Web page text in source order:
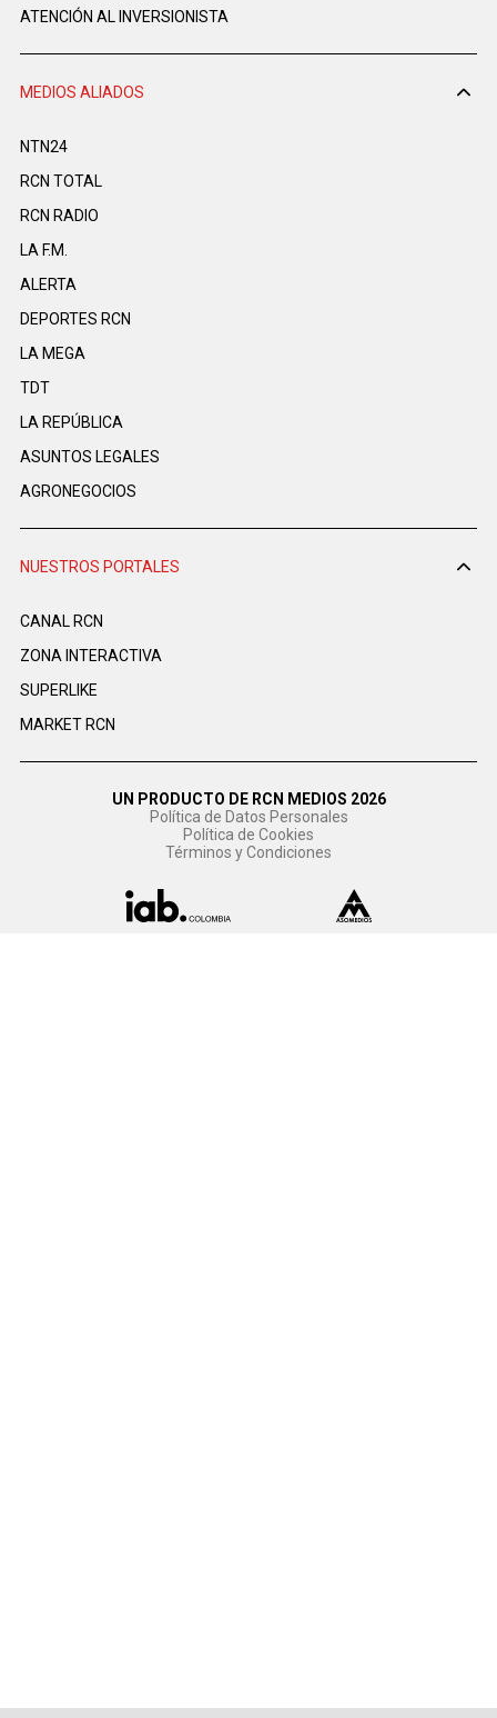
ATENCIÓN AL INVERSIONISTA
MEDIOS ALIADOS
NTN24
RCN TOTAL
RCN RADIO
LA F.M.
ALERTA
DEPORTES RCN
LA MEGA
TDT
LA REPÚBLICA
ASUNTOS LEGALES
AGRONEGOCIOS
NUESTROS PORTALES
CANAL RCN
ZONA INTERACTIVA
SUPERLIKE
MARKET RCN
UN PRODUCTO DE RCN MEDIOS 2026
Política de Datos Personales
Política de Cookies
Términos y Condiciones